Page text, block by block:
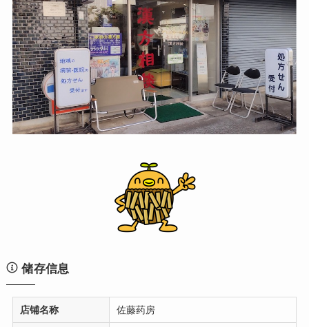
储存信息
店铺名称 佐藤药房